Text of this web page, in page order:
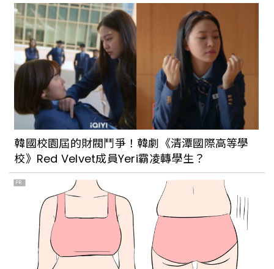
韓國校園屆的財閥鬥爭！韓劇《清潭國際高等學
校》Red Velvet成員Yeri霸凌轉學生？
PR